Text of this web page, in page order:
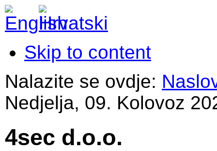
Skip to content
Nalazite se ovdje:
Nedjelja, 09. Kolovoz
4sec d.o.o.